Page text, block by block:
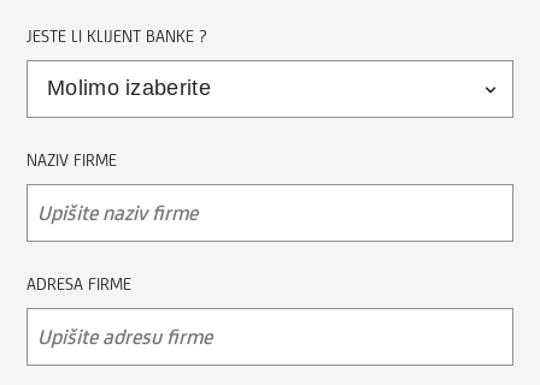
JESTE LI KLIJENT BANKE ?
NAZIV FIRME
ADRESA FIRME